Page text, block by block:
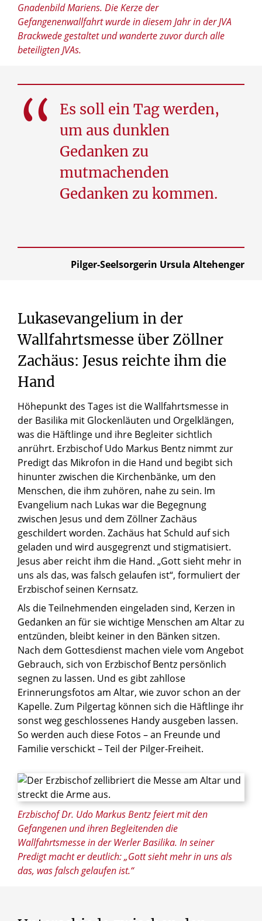
Gnadenbild Mariens. Die Kerze der
Gefangenenwallfahrt wurde in diesem Jahr in der JVA
Brackwede gestaltet und wanderte zuvor durch alle
beteiligten JVAs.
Es soll ein Tag werden,
um aus dunklen
Gedanken zu
mutmachenden
Gedanken zu kommen.
Pilger-Seelsorgerin Ursula Altehenger
Lukasevangelium in der
Wallfahrtsmesse über Zöllner
Zachäus: Jesus reichte ihm die
Hand
Erzbischof Dr. Udo Markus Bentz feiert mit den
Gefangenen und ihren Begleitenden die
Wallfahrtsmesse in der Werler Basilika. In seiner
Predigt macht er deutlich: „Gott sieht mehr in uns als
das, was falsch gelaufen ist.“
Höhepunkt des Tages ist die Wallfahrtsmesse in
der Basilika mit Glockenläuten und Orgelklängen,
was die Häftlinge und ihre Begleiter sichtlich
anrührt. Erzbischof Udo Markus Bentz nimmt zur
Predigt das Mikrofon in die Hand und begibt sich
hinunter zwischen die Kirchenbänke, um den
Menschen, die ihm zuhören, nahe zu sein. Im
Evangelium nach Lukas war die Begegnung
zwischen Jesus und dem Zöllner Zachäus
geschildert worden. Zachäus hat Schuld auf sich
geladen und wird ausgegrenzt und stigmatisiert.
Jesus aber reicht ihm die Hand. „Gott sieht mehr in
uns als das, was falsch gelaufen ist“, formuliert der
Erzbischof seinen Kernsatz.
Als die Teilnehmenden eingeladen sind, Kerzen in
Gedanken an für sie wichtige Menschen am Altar zu
entzünden, bleibt keiner in den Bänken sitzen.
Nach dem Gottesdienst machen viele vom Angebot
Gebrauch, sich von Erzbischof Bentz persönlich
segnen zu lassen. Und es gibt zahllose
Erinnerungsfotos am Altar, wie zuvor schon an der
Kapelle. Zum Pilgertag können sich die Häftlinge ihr
sonst weg geschlossenes Handy ausgeben lassen.
So werden auch diese Fotos – an Freunde und
Familie verschickt – Teil der Pilger-Freiheit.